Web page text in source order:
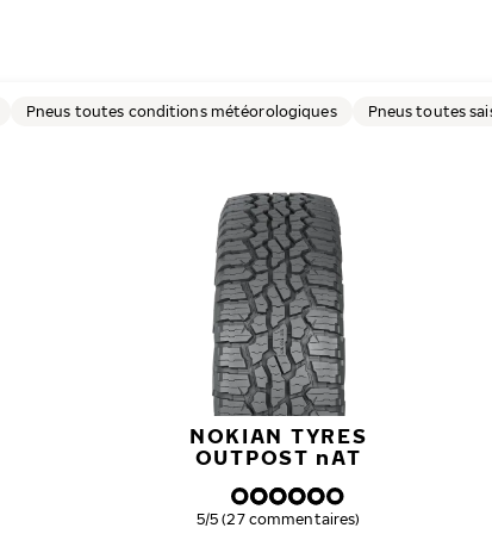
NOKIAN TYRES
OUTPOST nAT
Pneus toutes conditions météorologiques Pneus toutes
Note globale
5/5 (27 commentaires)